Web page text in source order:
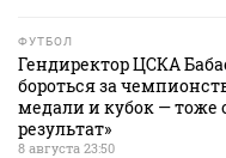
ФУТБОЛ
Гендиректор ЦСКА
бороться за
медали и кубок — тоже
результат»
8 августа 23:50